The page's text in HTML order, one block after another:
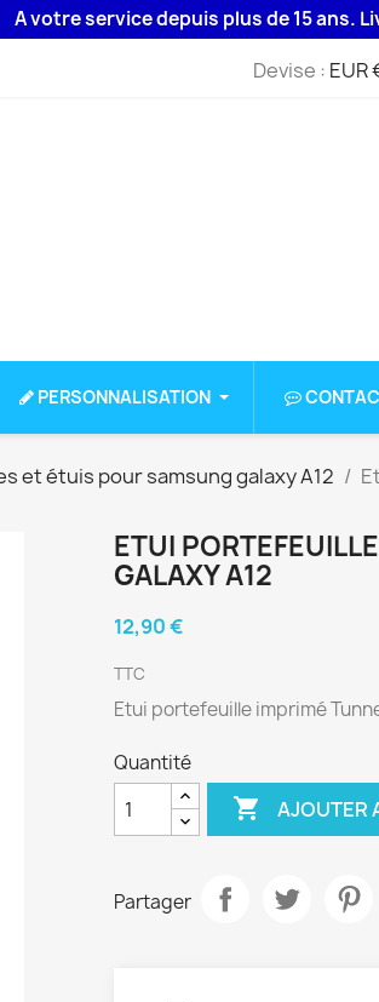
service depuis plus de 15 ans.
Devise : EUR
PERSONNALISATION
et étuis pour samsung galaxy A12
ETUI
GALAXY A12
12,90 €
TTC
Etui portefeuille imprimé
Quantité
 AJOUTER
Partager